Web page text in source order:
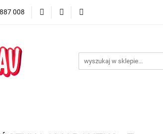
008
/ MARKI DLA PSA
DO DOMU PRODUKTY Z KONOPII